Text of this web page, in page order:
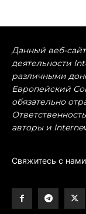
Данный веб-
деятельности
различными
Европейский
обязательно
авторы и
Свяжитесь с